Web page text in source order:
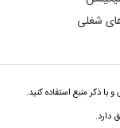
شغلی
ذکر منبع استفاده کنید.
دارد.